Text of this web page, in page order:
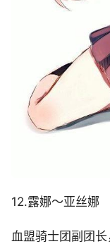
12.露娜～亚丝娜
血盟骑士团副团